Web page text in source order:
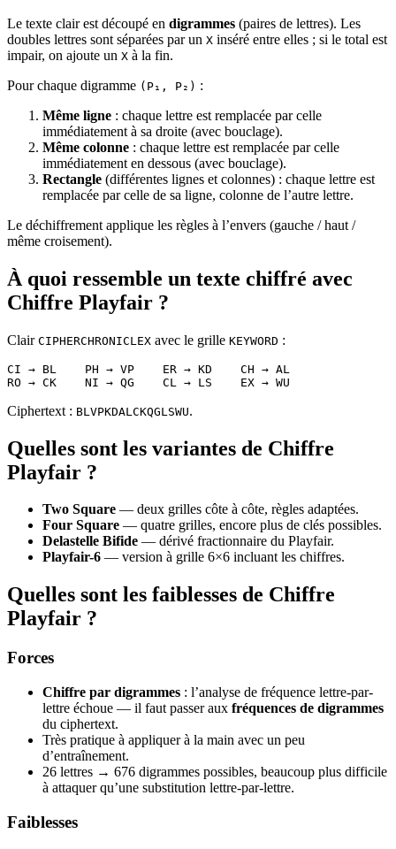
Le texte clair est découpé en digrammes (paires de lettres). Les
doubles lettres sont séparées par un X inséré entre elles ; si le total est
impair, on ajoute un X à la fin.
Pour chaque digramme (P₁, P₂) :
Même ligne : chaque lettre est remplacée par celle
immédiatement à sa droite (avec bouclage).
Même colonne : chaque lettre est remplacée par celle
immédiatement en dessous (avec bouclage).
Rectangle (différentes lignes et colonnes) : chaque lettre est
remplacée par celle de sa ligne, colonne de l’autre lettre.
Le déchiffrement applique les règles à l’envers (gauche / haut /
même croisement).
À quoi ressemble un texte chiffré avec
Chiffre Playfair ?
Clair CIPHERCHRONICLEX avec le grille KEYWORD :
CI → BL    PH → VP    ER → KD    CH → AL
RO → CK    NI → QG    CL → LS    EX → WU
Ciphertext : BLVPKDALCKQGLSWU.
Quelles sont les variantes de Chiffre
Playfair ?
Two Square — deux grilles côte à côte, règles adaptées.
Four Square — quatre grilles, encore plus de clés possibles.
Delastelle Bifide — dérivé fractionnaire du Playfair.
Playfair-6 — version à grille 6×6 incluant les chiffres.
Quelles sont les faiblesses de Chiffre
Playfair ?
Forces
Chiffre par digrammes : l’analyse de fréquence lettre-par-
lettre échoue — il faut passer aux fréquences de digrammes
du ciphertext.
Très pratique à appliquer à la main avec un peu
d’entraînement.
26 lettres → 676 digrammes possibles, beaucoup plus difficile
à attaquer qu’une substitution lettre-par-lettre.
Faiblesses